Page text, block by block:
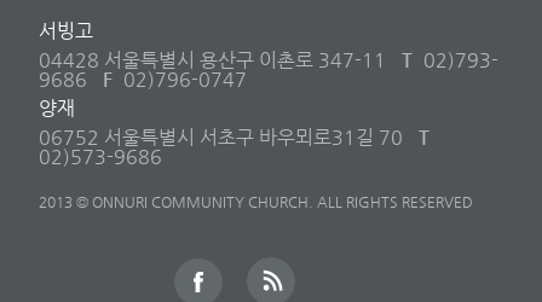
서빙고
04428 서울특별시 용산구 이촌로 347-11
T 02)793-
9686
F 02)796-0747
양재
06752 서울특별시 서초구 바우뫼로31길 70
T
02)573-9686
2013 © ONNURI COMMUNITY CHURCH. ALL RIGHTS RESERVED